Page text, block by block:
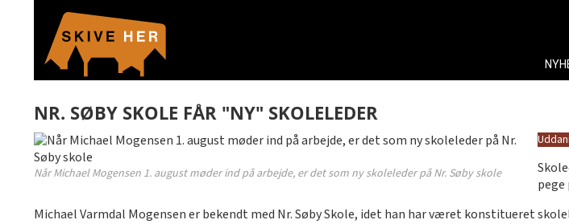
NR. SØBY SKOLE FÅR "NY" SKOLELEDER
Når Michael Mogensen 1. august møder ind på arbejde, er det som ny skoleleder på Nr. Søby skole
pege
Michael Varmdal Mogensen er bekendt med Nr. Søby Skole, idet han har været konstitueret